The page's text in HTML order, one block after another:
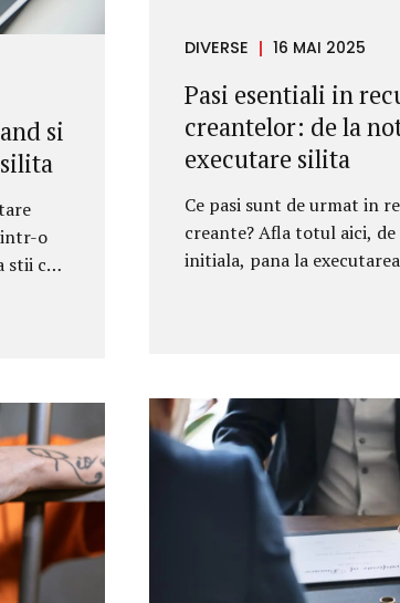
DIVERSE 16 MAI 2025
Pasi esentiali in
creantelor: de la
executare silita
Ce pasi sunt de urmat in
creante? Afla totul aici,
initiala, pana la
stanjenitoare. Ce e de
placut si devine cat se
trebuie sa tragi de
recupera creante Nu stii
delicat, pentru a nu
in cele din urma, e
recuperezi banii. Ti...
si
intr-o
stii ca
a opri
a fi
ca ai